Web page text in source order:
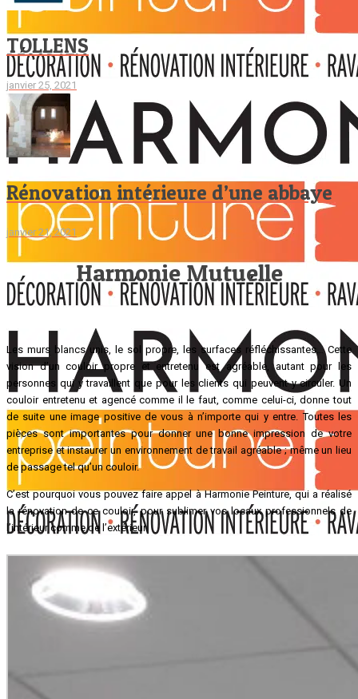
TOLLENS
janvier 25, 2021
Rénovation intérieure d’une abbaye
janvier 21, 2021
Harmonie Mutuelle
Les murs blancs unis, le sol propre, les surfaces réfléchissantes… Cette
vision d’un couloir propre et entretenu est agréable, autant pour les
personnes qui y travaillent que pour les clients qui peuvent y circuler. Un
couloir entretenu et agencé comme il le faut, comme celui-ci, donne tout
de suite une image positive de vous à n’importe qui y entre. Toutes les
pièces sont importantes pour donner une bonne impression de votre
entreprise et instaurer un environnement de travail agréable ; même un lieu
de passage tel qu’un couloir.
C’est pourquoi vous pouvez faire appel à Harmonie Peinture, qui a réalisé
la rénovation de ce couloir, pour sublimer vos locaux professionnels de
l’intérieur comme de l’extérieur.